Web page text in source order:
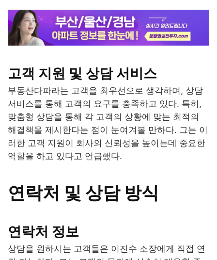
고객 지원 및 상담 서비스
부동산다파라는 고객을 최우선으로 생각하며, 상담
서비스를 통해 고객의 요구를 충족하고 있다. 특히,
맞춤형 상담을 통해 각 고객의 상황에 맞는 최적의
해결책을 제시한다는 점이 눈여겨볼 만하다. 그는 이
러한 고객 지원이 회사의 신뢰성을 높이는데 중요한
역할을 하고 있다고 언급했다.
연락처 및 상담 방식
연락처 정보
상담을 원하시는 고객들은 이진수 소장에게 직접 연